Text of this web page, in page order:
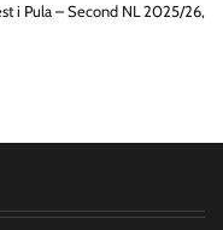
i Pula – Second NL 2025/26,